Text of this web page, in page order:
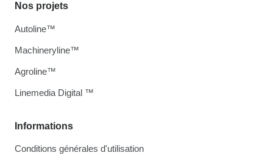
Informations
Conditions générales d'utilisation
Nos projets
Autoline™
Machineryline™
Agroline™
Linemedia Digital ™